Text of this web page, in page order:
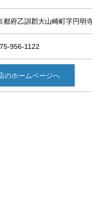
都府乙訓郡大山崎町字円明
956-1122
のホームページへ